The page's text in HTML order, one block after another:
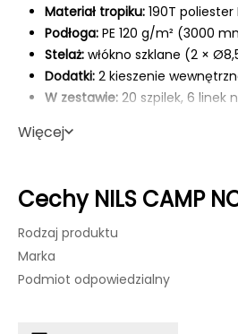
Materiał tropiku: 190T
Podłoga: PE 120 g/m² (3000
Stelaż: włókno szklane (2 ×
Dodatki: 2 kieszenie
W zestawie: 20 szpilek, 6
Doskonały wybór na
namiotu na wypady w góry, nad
dużej przestrzeni użytkowej,
Gwarancja:
Użytkowanie:
Produkt
Więcej
Cechy NILS CAMP
Rodzaj produktu
Marka
Podmiot odpowiedzialny